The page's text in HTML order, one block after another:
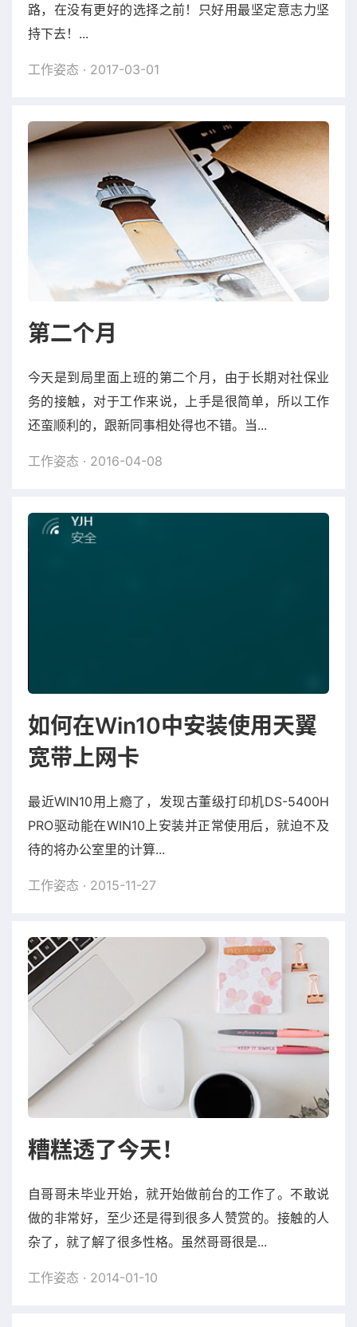
路，在没有更好的选择之前！只好用最坚定意志力坚
持下去！...
工作姿态 · 2017-03-01
第二个月
今天是到局里面上班的第二个月，由于长期对社保业
务的接触，对于工作来说，上手是很简单，所以工作
还蛮顺利的，跟新同事相处得也不错。当...
工作姿态 · 2016-04-08
如何在Win10中安装使用天翼
宽带上网卡
最近WIN10用上瘾了，发现古董级打印机DS-5400H
PRO驱动能在WIN10上安装并正常使用后，就迫不及
待的将办公室里的计算...
工作姿态 · 2015-11-27
糟糕透了今天！
自哥哥未毕业开始，就开始做前台的工作了。不敢说
做的非常好，至少还是得到很多人赞赏的。接触的人
杂了，就了解了很多性格。虽然哥哥很是...
工作姿态 · 2014-01-10